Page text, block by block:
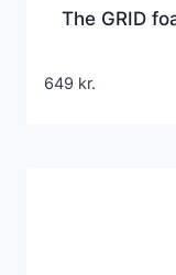
The GRID
649 kr.